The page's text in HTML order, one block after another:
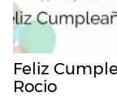
Feliz
Rocio